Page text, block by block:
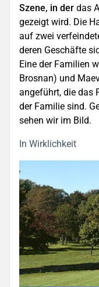
Szene, in der das
gezeigt wird. Die
auf zwei
deren Geschäfte
Eine der Familien
Brosnan) und
angeführt, die das
der Familie sind.
sehen wir im Bild.
In Wirklichkeit